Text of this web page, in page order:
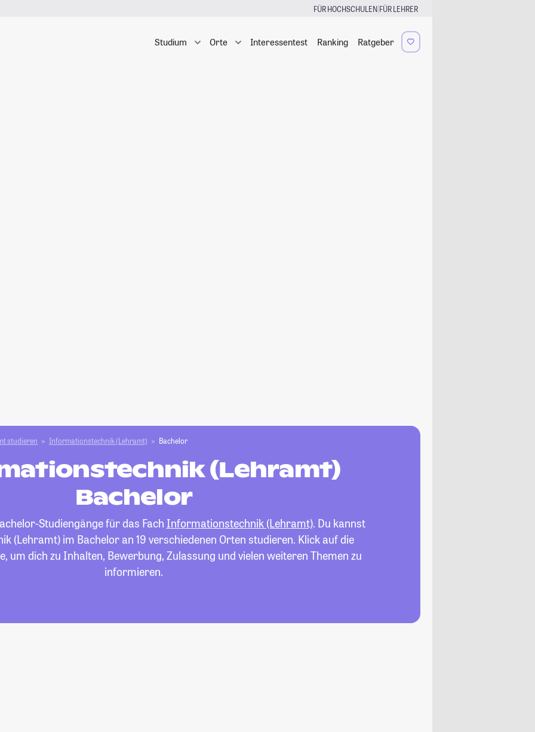
FÜR HOCHSCHULEN|FÜR LEHRER
Studium Orte Interessentest Ranking Ratgeber
studieren Informationstechnik (Lehramt) Bachelor
(Lehramt)
Bachelor
Studiengänge für das Fach Informationstechnik (Lehramt). Du kannst
(Lehramt) im Bachelor an 19 verschiedenen Orten studieren. Klick auf die
um dich zu Inhalten, Bewerbung, Zulassung und vielen weiteren Themen zu
informieren.